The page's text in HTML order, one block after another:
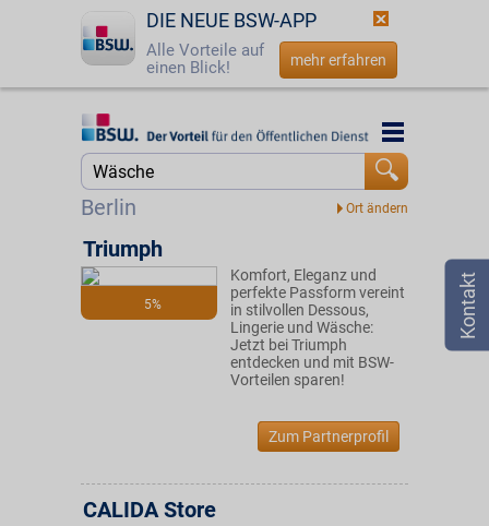
DIE NEUE BSW-APP
Alle Vorteile auf
einen Blick!
mehr erfahren
Startseite
Login
☎ 0800 - 279 25 82
Berlin
Startseite
5%
Triumph
Komfort, Eleganz und
perfekte Passform vereint
in stilvollen Dessous,
Lingerie und Wäsche:
Jetzt bei Triumph
entdecken und mit BSW-
Vorteilen sparen!
Zum Partnerprofil
CALIDA Store